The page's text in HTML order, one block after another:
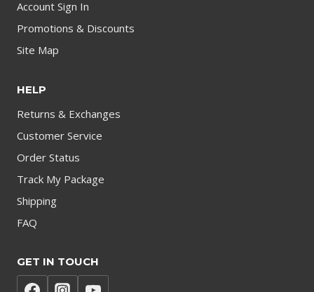
Account Sign In
Promotions & Discounts
Site Map
HELP
Returns & Exchanges
Customer Service
Order Status
Track My Package
Shipping
FAQ
GET IN TOUCH